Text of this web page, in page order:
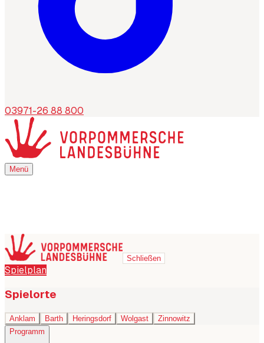
03971-26 88 800
Menü
Menü
Schließen
Spielplan
Spielorte
Anklam Barth Heringsdorf Wolgast
Zinnowitz
Programm